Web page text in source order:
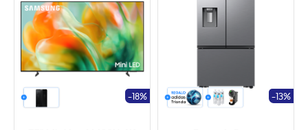
-18% -13%